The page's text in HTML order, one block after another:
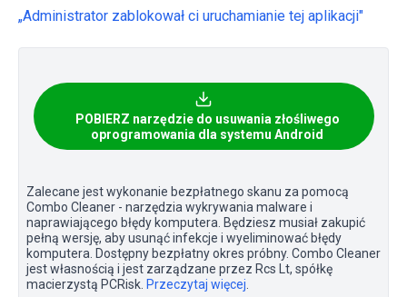
„Administrator zablokował ci uruchamianie tej aplikacji"
POBIERZ narzędzie do usuwania złośliwego
oprogramowania dla systemu Android
Zalecane jest wykonanie bezpłatnego skanu za pomocą
Combo Cleaner - narzędzia wykrywania malware i
naprawiającego błędy komputera. Będziesz musiał zakupić
pełną wersję, aby usunąć infekcje i wyeliminować błędy
komputera. Dostępny bezpłatny okres próbny. Combo Cleaner
jest własnością i jest zarządzane przez Rcs Lt, spółkę
macierzystą PCRisk. Przeczytaj więcej